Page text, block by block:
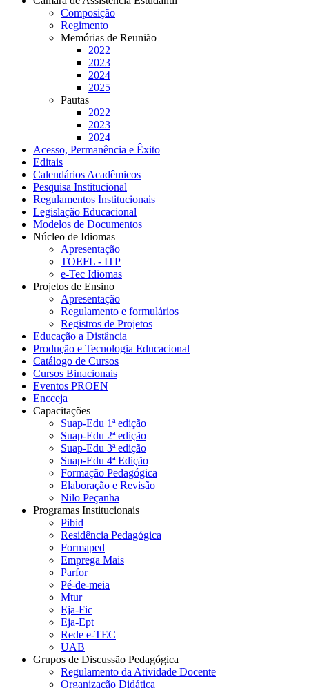
Composição
Regimento
Memórias de Reunião
2022
2023
2024
2025
Pautas
2022
2023
2024
Acesso, Permanência e Êxito
Editais
Calendários Acadêmicos
Pesquisa Institucional
Regulamentos Institucionais
Legislação Educacional
Modelos de Documentos
Núcleo de Idiomas
Apresentação
TOEFL - ITP
e-Tec Idiomas
Projetos de Ensino
Apresentação
Regulamento e formulários
Registros de Projetos
Educação a Distância
Produção e Tecnologia Educacional
Catálogo de Cursos
Cursos Binacionais
Eventos PROEN
Encceja
Capacitações
Suap-Edu 1ª edição
Suap-Edu 2ª edição
Suap-Edu 3ª edição
Suap-Edu 4ª Edição
Formação Pedagógica
Elaboração e Revisão
Nilo Peçanha
Programas Institucionais
Pibid
Residência Pedagógica
Formaped
Emprega Mais
Parfor
Pé-de-meia
Mtur
Eja-Fic
Eja-Ept
Rede e-TEC
UAB
Grupos de Discussão Pedagógica
Regulamento da Atividade Docente
Organização Didática